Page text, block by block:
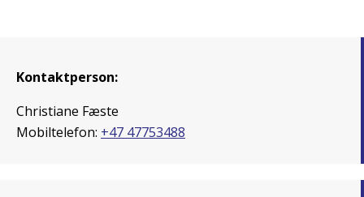
Kontaktperson:
Christiane Fæste
Mobiltelefon: +47 47753488